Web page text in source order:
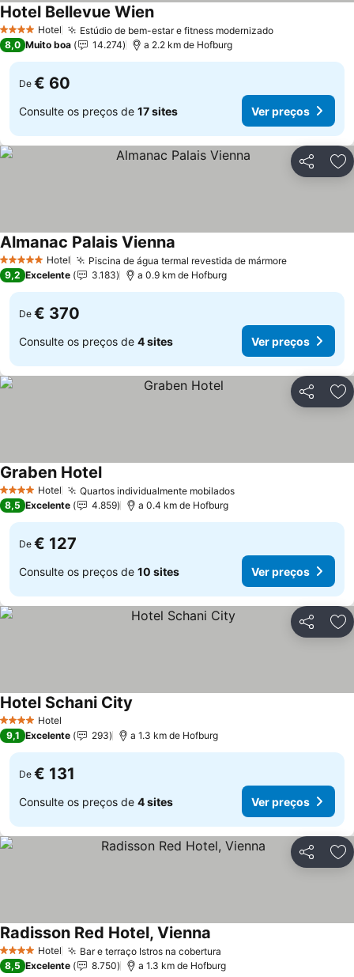
4 EstrelasHotel Estúdio de bem-estar e fitness modernizado
Hotel Bellevue Wien
8,0 Muito boa 14.274 a 2.2 km de Hofburg
De € 60
Consulte os preços de 17 sites Ver preços
Partilhar
5 Estrelas Hotel Piscina de água termal revestida de mármore
Almanac Palais Vienna
9,2 Excelente 3.183 a 0.9 km de Hofburg
De € 370
Consulte os preços de 4 sites Ver preços
Partilhar
4 EstrelasHotel Quartos individualmente mobilados
Graben Hotel
8,5 Excelente 4.859 a 0.4 km de Hofburg
De € 127
Consulte os preços de 10 sites Ver preços
Partilhar
4 EstrelasHotel
Hotel Schani City
9,1 Excelente 293 a 1.3 km de Hofburg
De € 131
Consulte os preços de 4 sites Ver preços
Partilhar
4 EstrelasHotel Bar e terraço Istros na cobertura
Radisson Red Hotel, Vienna
8,5 Excelente 8.750 a 1.3 km de Hofburg